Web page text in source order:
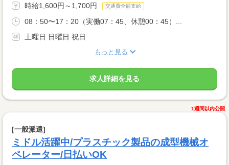
時給1,600円～1,700円 交通費全額支給
08：50〜17：20（実働07：45、休憩00：45）...
土曜日 日曜日 祝日
もっと見る
求人詳細を見る
1週間以内公開
[一般派遣]
ミドル活躍中/プラスチック製品の成型機械オ
ペレーター/日払いOK